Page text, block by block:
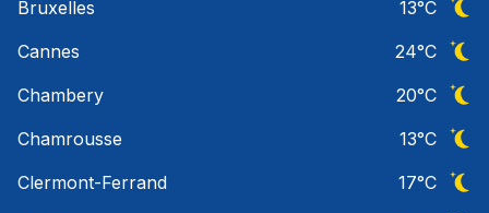
Bruxelles
13°C
Cannes
24°C
Chambery
20°C
Chamrousse
13°C
Clermont-Ferrand
17°C